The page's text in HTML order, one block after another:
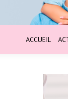
ACCUEIL